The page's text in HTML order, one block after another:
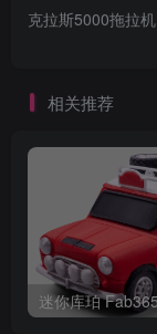
克拉斯5000拖拉机
相关推荐